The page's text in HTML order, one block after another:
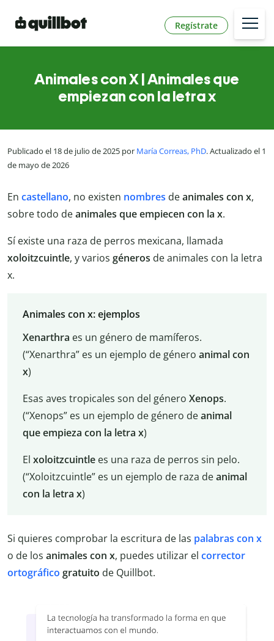
Regístrate
Animales con X | Animales que
empiezan con la letra x
Publicado el 18 de julio de 2025 por María Correas, PhD. Actualizado el 1
de mayo de 2026
En castellano, no existen nombres deanimales con x,
sobre todo deanimales que empiecen con la x.
Sí existe una raza de perros mexicana, llamada
xoloitzcuintle, y varios géneros de animales con la letra
x.
Animales con x: ejemplos
Xenarthra es un género de mamíferos.
(“Xenarthra” es un ejemplo de género animal con
x)
Esas aves tropicales son del género Xenops.
(“Xenops” es un ejemplo de género deanimal
que empieza con la letra x)
El xoloitzcuintlees una raza de perros sin pelo.
(“Xoloitzcuintle” es un ejemplo de raza deanimal
con la letra x)
Si quieres comprobar la escritura de las palabras con x
o de los animales con x, puedes utilizar el corrector
ortográfico gratuito de Quillbot.